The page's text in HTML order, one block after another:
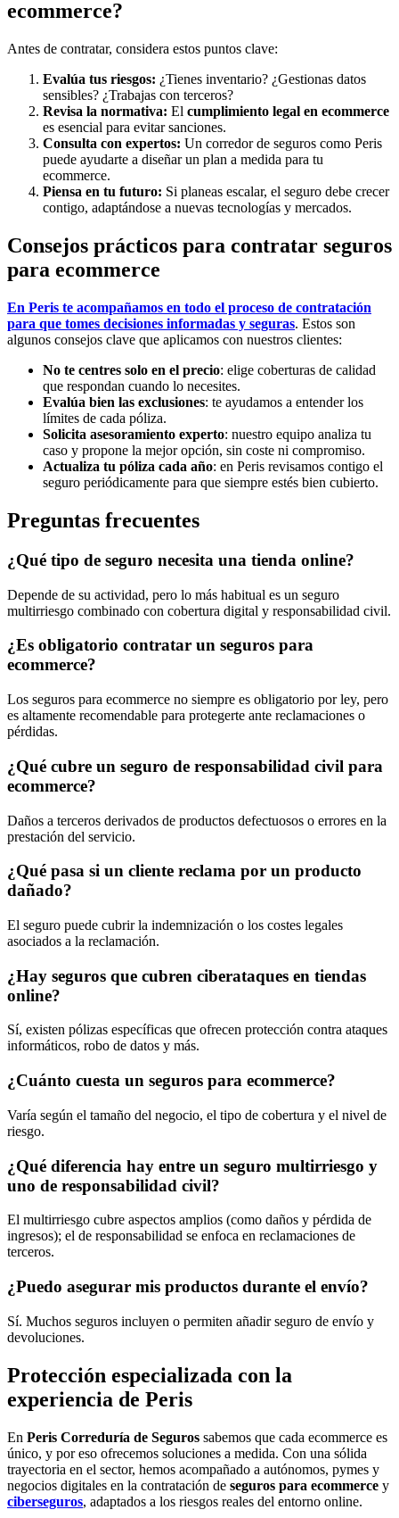
ecommerce?
Antes de contratar, considera estos puntos clave:
Evalúa tus riesgos: ¿Tienes inventario? ¿Gestionas datos
sensibles? ¿Trabajas con terceros?
Revisa la normativa: El cumplimiento legal en ecommerce
es esencial para evitar sanciones.
Consulta con expertos: Un corredor de seguros como Peris
puede ayudarte a diseñar un plan a medida para tu
ecommerce.
Piensa en tu futuro: Si planeas escalar, el seguro debe crecer
contigo, adaptándose a nuevas tecnologías y mercados.
Consejos prácticos para contratar seguros
para ecommerce
En Peris te acompañamos en todo el proceso de contratación
para que tomes decisiones informadas y seguras. Estos son
algunos consejos clave que aplicamos con nuestros clientes:
No te centres solo en el precio: elige coberturas de calidad
que respondan cuando lo necesites.
Evalúa bien las exclusiones: te ayudamos a entender los
límites de cada póliza.
Solicita asesoramiento experto: nuestro equipo analiza tu
caso y propone la mejor opción, sin coste ni compromiso.
Actualiza tu póliza cada año: en Peris revisamos contigo el
seguro periódicamente para que siempre estés bien cubierto.
Preguntas frecuentes
¿Qué tipo de seguro necesita una tienda online?
Depende de su actividad, pero lo más habitual es un seguro
multirriesgo combinado con cobertura digital y responsabilidad civil.
¿Es obligatorio contratar un seguros para
ecommerce?
Los seguros para ecommerce no siempre es obligatorio por ley, pero
es altamente recomendable para protegerte ante reclamaciones o
pérdidas.
¿Qué cubre un seguro de responsabilidad civil para
ecommerce?
Daños a terceros derivados de productos defectuosos o errores en la
prestación del servicio.
¿Qué pasa si un cliente reclama por un producto
dañado?
El seguro puede cubrir la indemnización o los costes legales
asociados a la reclamación.
¿Hay seguros que cubren ciberataques en tiendas
online?
Sí, existen pólizas específicas que ofrecen protección contra ataques
informáticos, robo de datos y más.
¿Cuánto cuesta un seguros para ecommerce?
Varía según el tamaño del negocio, el tipo de cobertura y el nivel de
riesgo.
¿Qué diferencia hay entre un seguro multirriesgo y
uno de responsabilidad civil?
El multirriesgo cubre aspectos amplios (como daños y pérdida de
ingresos); el de responsabilidad se enfoca en reclamaciones de
terceros.
¿Puedo asegurar mis productos durante el envío?
Sí. Muchos seguros incluyen o permiten añadir seguro de envío y
devoluciones.
Protección especializada con la
experiencia de Peris
En Peris Correduría de Seguros sabemos que cada ecommerce es
único, y por eso ofrecemos soluciones a medida. Con una sólida
trayectoria en el sector, hemos acompañado a autónomos, pymes y
negocios digitales en la contratación de seguros para ecommerce y
ciberseguros, adaptados a los riesgos reales del entorno online.